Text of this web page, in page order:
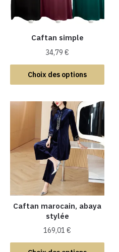
Caftan simple
34,79€
Choix des options
Ce
produit
plusieurs
variations.
Les
options
peuvent
être
choisies
sur
la
page
du
produit
Caftan marocain, abaya
stylée
169,01€
Ce